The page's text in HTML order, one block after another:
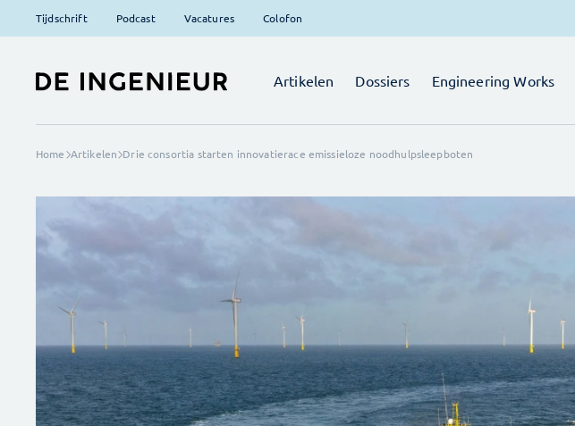
Tijdschrift Podcast Vacatures Colofon
Artikelen Dossiers Engineering Works
Home Artikelen Drie consortia starten innovatierace emissieloze noodhulpsleepboten